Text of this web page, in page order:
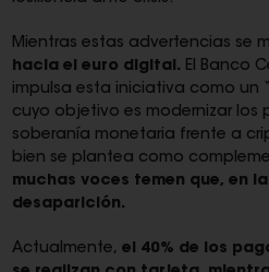
Mientras estas advertencias se
hacia el euro digital. El Banco
impulsa esta iniciativa como un
cuyo objetivo es modernizar los
soberanía monetaria frente a
bien se plantea como
muchas voces temen que, en
desaparición.
Actualmente, el 40% de los